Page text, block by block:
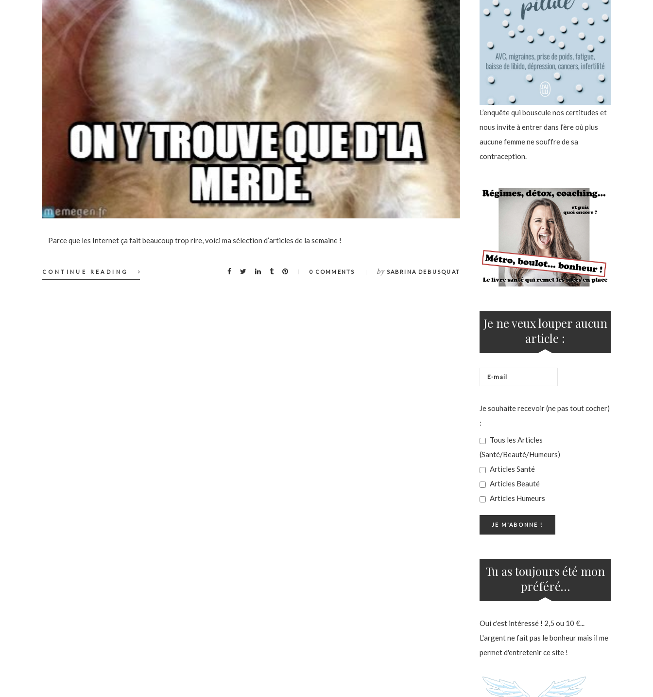
Parce que les Internet ça fait beaucoup trop rire, voici ma sélection d’articles de la semaine !
CONTINUE READING 0 COMMENTS by SABRINA DEBUSQUAT
L’enquête qui bouscule nos certitudes et
nous invite à entrer dans l’ère où plus
aucune femme ne souffre de sa
contraception.
Je ne veux louper aucun
article :
Je souhaite recevoir (ne pas tout cocher)
:
Tous les Articles
(Santé/Beauté/Humeurs)
Articles Santé
Articles Beauté
Articles Humeurs
Tu as toujours été mon
préféré…
Oui c'est intéressé ! 2,5 ou 10 €...
L'argent ne fait pas le bonheur mais il me
permet d'entretenir ce site !